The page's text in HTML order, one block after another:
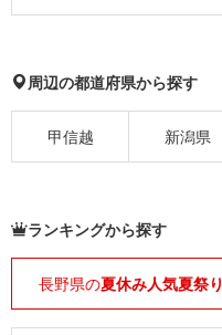
周辺の都道府県から探す
甲信越 新潟県
ランキングから探す
長野県の夏休み人気夏祭り